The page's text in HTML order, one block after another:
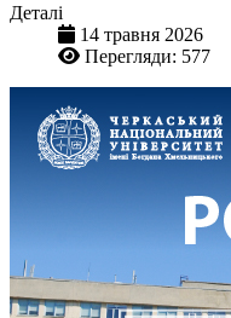
Деталі
14 травня 2026
Перегляди: 577